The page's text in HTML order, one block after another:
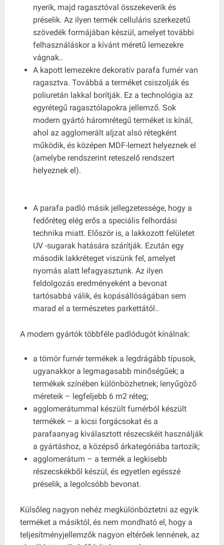
nyerik, majd ragasztóval összekeverik és
préselik. Az ilyen termék celluláris szerkezetű
szövedék formájában készül, amelyet további
felhasználáskor a kívánt méretű lemezekre
vágnak..
A kapott lemezekre dekoratív parafa furnér van
ragasztva. Továbbá a terméket csiszolják és
poliuretán lakkal borítják. Ez a technológia az
egyrétegű ragasztólapokra jellemző. Sok
modern gyártó háromrétegű terméket is kínál,
ahol az agglomerált aljzat alsó rétegként
működik, és középen MDF-lemezt helyeznek el
(amelybe rendszerint reteszelő rendszert
helyeznek el).
A parafa padló másik jellegzetessége, hogy a
fedőréteg elég erős a speciális felhordási
technika miatt. Először is, a lakkozott felületet
UV -sugarak hatására szárítják. Ezután egy
második lakkréteget viszünk fel, amelyet
nyomás alatt lefagyasztunk. Az ilyen
feldolgozás eredményeként a bevonat
tartósabbá válik, és kopásállóságában sem
marad el a természetes parkettától..
A modern gyártók többféle padlódugót kínálnak:
a tömör furnér termékek a legdrágább típusok,
ugyanakkor a legmagasabb minőségűek; a
termékek színében különbözhetnek; lenyűgöző
méreteik – legfeljebb 6 m2 réteg;
agglomerátummal készült furnérból készült
termékek – a kicsi forgácsokat és a
parafaanyag kiválasztott részecskéit használják
a gyártáshoz, a középső árkategóriába tartozik;
agglomerátum – a termék a legkisebb
részecskékből készül, és egyetlen egésszé
préselik, a legolcsóbb bevonat.
Külsőleg nagyon nehéz megkülönböztetni az egyik
terméket a másiktól, és nem mondható el, hogy a
teljesítményjellemzők nagyon eltérőek lennének, az